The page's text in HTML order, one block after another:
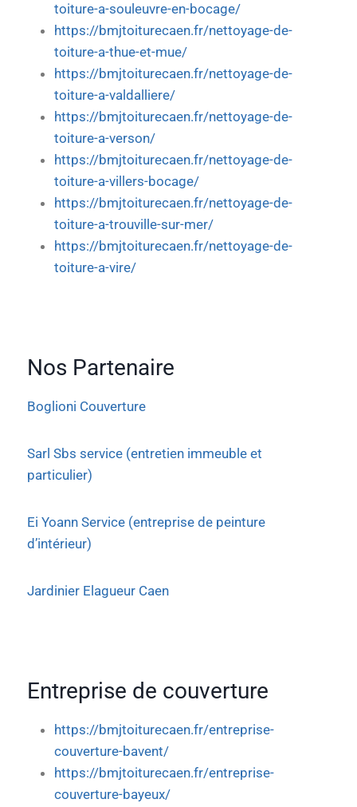
toiture-a-souleuvre-en-bocage/
https://bmjtoiturecaen.fr/nettoyage-de-
toiture-a-thue-et-mue/
https://bmjtoiturecaen.fr/nettoyage-de-
toiture-a-valdalliere/
https://bmjtoiturecaen.fr/nettoyage-de-
toiture-a-verson/
https://bmjtoiturecaen.fr/nettoyage-de-
toiture-a-villers-bocage/
https://bmjtoiturecaen.fr/nettoyage-de-
toiture-a-trouville-sur-mer/
https://bmjtoiturecaen.fr/nettoyage-de-
toiture-a-vire/
Nos Partenaire
Boglioni Couverture
Sarl Sbs service (entretien immeuble et
particulier)
Ei Yoann Service (entreprise de peinture
d’intérieur)
Jardinier Elagueur Caen
Entreprise de couverture
https://bmjtoiturecaen.fr/entreprise-
couverture-bavent/
https://bmjtoiturecaen.fr/entreprise-
couverture-bayeux/